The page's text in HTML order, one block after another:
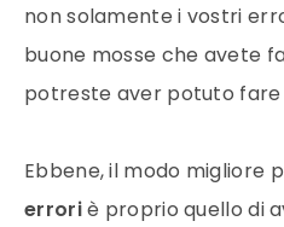
non solamente i vostri
buone mosse che avete
potreste aver potuto fare
Ebbene, il modo migliore
erroriè proprio quello di